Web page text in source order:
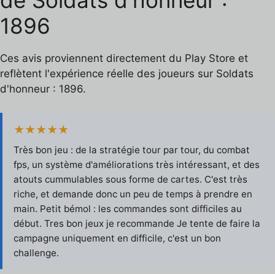
1896
Ces avis proviennent directement du Play Store et
reflètent l'expérience réelle des joueurs sur Soldats
d'honneur : 1896.
★★★★★
Très bon jeu : de la stratégie tour par tour, du combat
fps, un système d'améliorations très intéressant, et des
atouts cummulables sous forme de cartes. C'est très
riche, et demande donc un peu de temps à prendre en
main. Petit bémol : les commandes sont difficiles au
début. Tres bon jeux je recommande Je tente de faire la
campagne uniquement en difficile, c'est un bon
challenge.